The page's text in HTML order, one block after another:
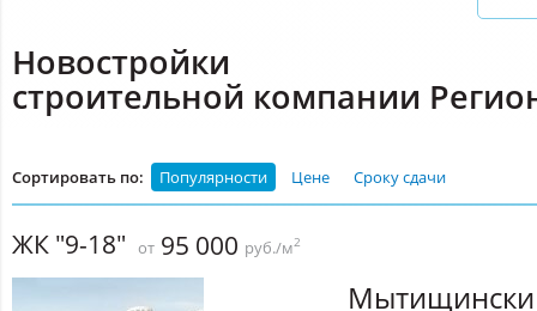
Новостройки
строительной компании
Сортировать по: Популярности Цене Сроку сдачи
ЖК "9-18" от 95 000 руб./м2